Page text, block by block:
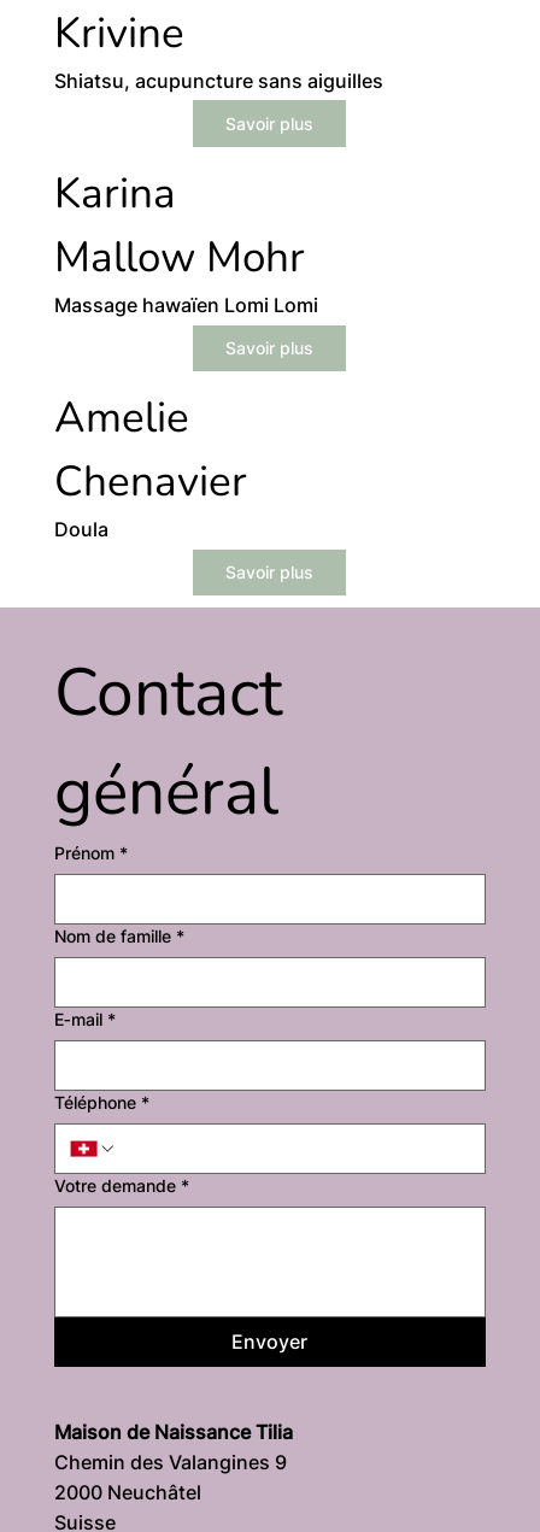
Krivine
Shiatsu, acupuncture sans aiguilles
Savoir plus
Karina
Mallow Mohr
Massage hawaïen Lomi Lomi
Savoir plus
Amelie
Chenavier
Doula
Savoir plus
Contact
général
Prénom *
Nom de famille *
E‑mail *
Téléphone *
Votre demande *
Envoyer
Maison de Naissance Tilia
Chemin des Valangines 9
2000 Neuchâtel
Suisse